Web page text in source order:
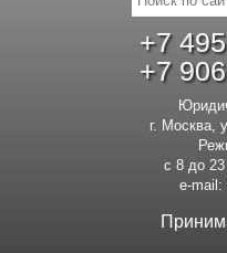
+7
+7
г. Москва,
с 8 до
e-mail: